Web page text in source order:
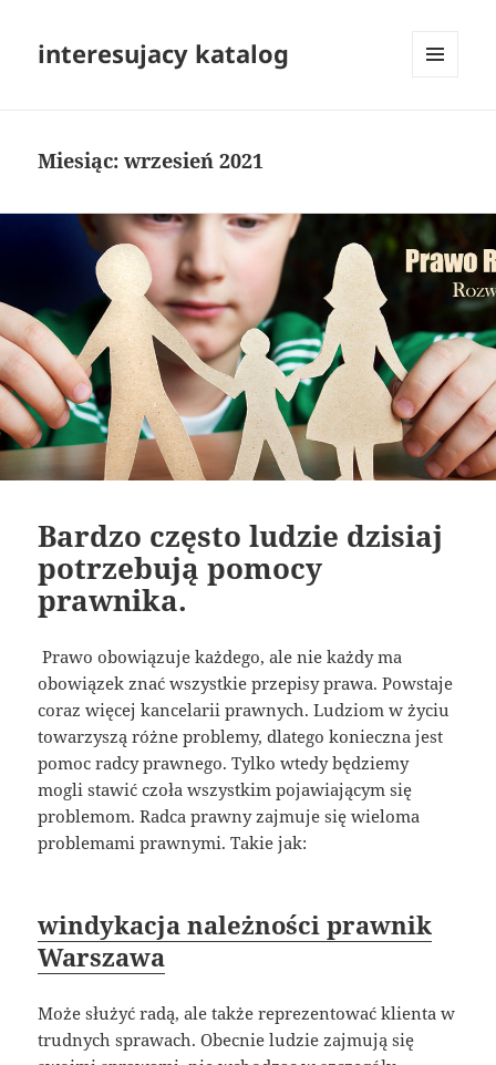
interesujacy katalog
Miesiąc:wrzesień 2021
Bardzo często ludzie dzisiaj
potrzebują pomocy
prawnika.
Prawo obowiązuje każdego, ale nie każdy ma
obowiązek znać wszystkie przepisy prawa. Powstaje
coraz więcej kancelarii prawnych. Ludziom w życiu
towarzyszą różne problemy, dlatego konieczna jest
pomoc radcy prawnego. Tylko wtedy będziemy
mogli stawić czoła wszystkim pojawiającym się
problemom. Radca prawny zajmuje się wieloma
problemami prawnymi. Takie jak:
windykacja należności prawnik
Warszawa
Może służyć radą, ale także reprezentować klienta w
trudnych sprawach. Obecnie ludzie zajmują się